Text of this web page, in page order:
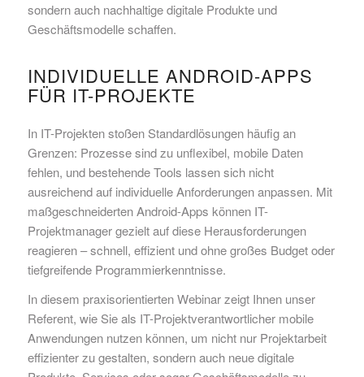
sondern auch nachhaltige digitale Produkte und
Geschäftsmodelle schaffen.
INDIVIDUELLE ANDROID-APPS
FÜR IT-PROJEKTE
In IT-Projekten stoßen Standardlösungen häufig an
Grenzen: Prozesse sind zu unflexibel, mobile Daten
fehlen, und bestehende Tools lassen sich nicht
ausreichend auf individuelle Anforderungen anpassen. Mit
maßgeschneiderten Android-Apps können IT-
Projektmanager gezielt auf diese Herausforderungen
reagieren – schnell, effizient und ohne großes Budget oder
tiefgreifende Programmierkenntnisse.
In diesem praxisorientierten Webinar zeigt Ihnen unser
Referent, wie Sie als IT-Projektverantwortlicher mobile
Anwendungen nutzen können, um nicht nur Projektarbeit
effizienter zu gestalten, sondern auch neue digitale